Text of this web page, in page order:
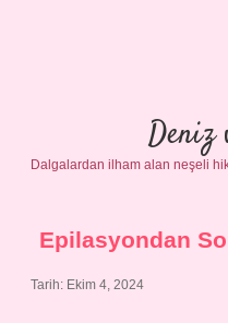
Deniz
Dalgalardan ilham alan neşeli
Epilasyondan
Tarih: Ekim 4, 2024